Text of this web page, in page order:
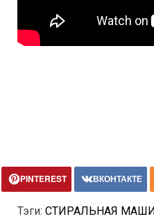
PINTEREST ВКОНТАКТЕ
Тэги: СТИРАЛЬНАЯ